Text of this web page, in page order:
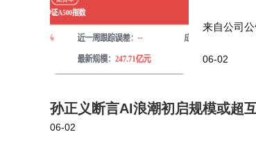
来自公司
万元且不
06-02
孙正义断言AI浪潮初启规模或超
06-02